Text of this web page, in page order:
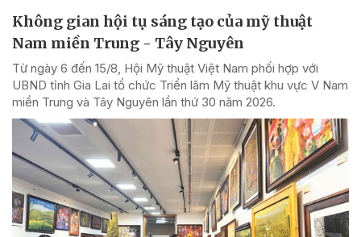
Không gian hội tụ sáng tạo của mỹ thuật
Nam miền Trung - Tây Nguyên
Từ ngày 6 đến 15/8, Hội Mỹ thuật Việt Nam phối hợp với
UBND tỉnh Gia Lai tổ chức Triển lãm Mỹ thuật khu vực V Nam
miền Trung và Tây Nguyên lần thứ 30 năm 2026.